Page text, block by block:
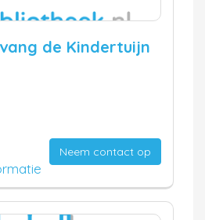
de Kindertuijn
Neem contact op